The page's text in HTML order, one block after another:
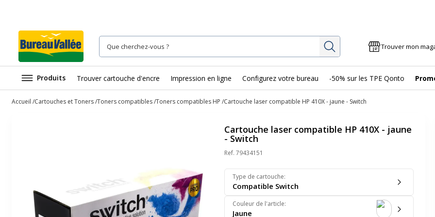
Rechercher Trouver mon
Produits Trouver cartouche d'encre Impression en ligne Configurez votre bureau -50% sur les TPE Qonto
Accueil Cartouches et Toners Toners compatibles Toners compatibles HP Cartouche laser compatible HP 410X - jaune - Switch
Cartouche laser compatible HP 410X - jaune
- Switch
Ref. 79434151
Type de cartouche:
Compatible Switch
Couleur de l'article:
Jaune